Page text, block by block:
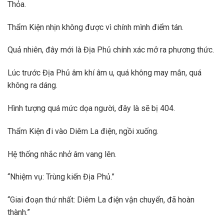
Thỏa.
Thẩm Kiện nhịn không được vì chính mình điểm tán.
Quả nhiên, đây mới là Địa Phủ chính xác mở ra phương thức.
Lúc trước Địa Phủ âm khí âm u, quá không may mắn, quá
không ra dáng.
Hình tượng quá mức dọa người, đây là sẽ bị 404.
Thẩm Kiện đi vào Diêm La điện, ngồi xuống.
Hệ thống nhắc nhở âm vang lên.
“Nhiệm vụ: Trùng kiến Địa Phủ.”
“Giai đoạn thứ nhất: Diêm La điện vận chuyển, đã hoàn
thành.”